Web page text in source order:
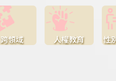
跨領域 人權教育 性